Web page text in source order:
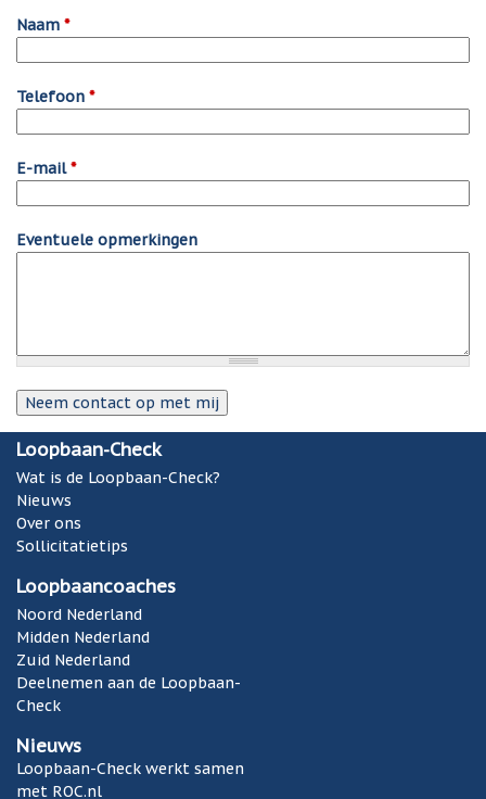
Naam *
Telefoon *
E-mail*
Eventuele opmerkingen
Loopbaan-Check
Wat is de Loopbaan-Check?
Nieuws
Over ons
Sollicitatietips
Loopbaancoaches
Noord Nederland
Midden Nederland
Zuid Nederland
Deelnemen aan de Loopbaan-
Check
Nieuws
Loopbaan-Check werkt samen
met ROC.nl